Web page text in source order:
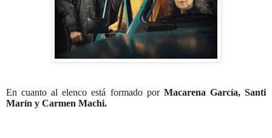
En cuanto al elenco está formado por Macarena García, Santi
Marín y Carmen Machi.